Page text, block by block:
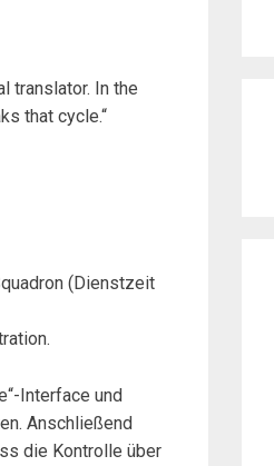
translator. In the
that cycle.“
(Dienstzeit
Interface und
Anschließend
die Kontrolle über